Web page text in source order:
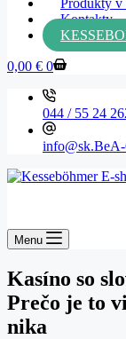
Produkty
Kontakty
0,00 € 0
044 / 55 24
Menu
Kasíno so
Prečo je to
nika